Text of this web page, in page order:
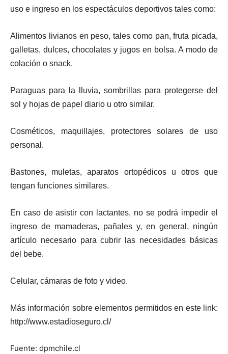
uso e ingreso en los espectáculos deportivos tales como:
Alimentos livianos en peso, tales como pan, fruta picada,
galletas, dulces, chocolates y jugos en bolsa. A modo de
colación o snack.
Paraguas para la lluvia, sombrillas para protegerse del
sol y hojas de papel diario u otro similar.
Cosméticos, maquillajes, protectores solares de uso
personal.
Bastones, muletas, aparatos ortopédicos u otros que
tengan funciones similares.
En caso de asistir con lactantes, no se podrá impedir el
ingreso de mamaderas, pañales y, en general, ningún
artículo necesario para cubrir las necesidades básicas
del bebe.
Celular, cámaras de foto y video.
Más información sobre elementos permitidos en este link:
http://www.estadioseguro.cl/
Fuente: dpmchile.cl